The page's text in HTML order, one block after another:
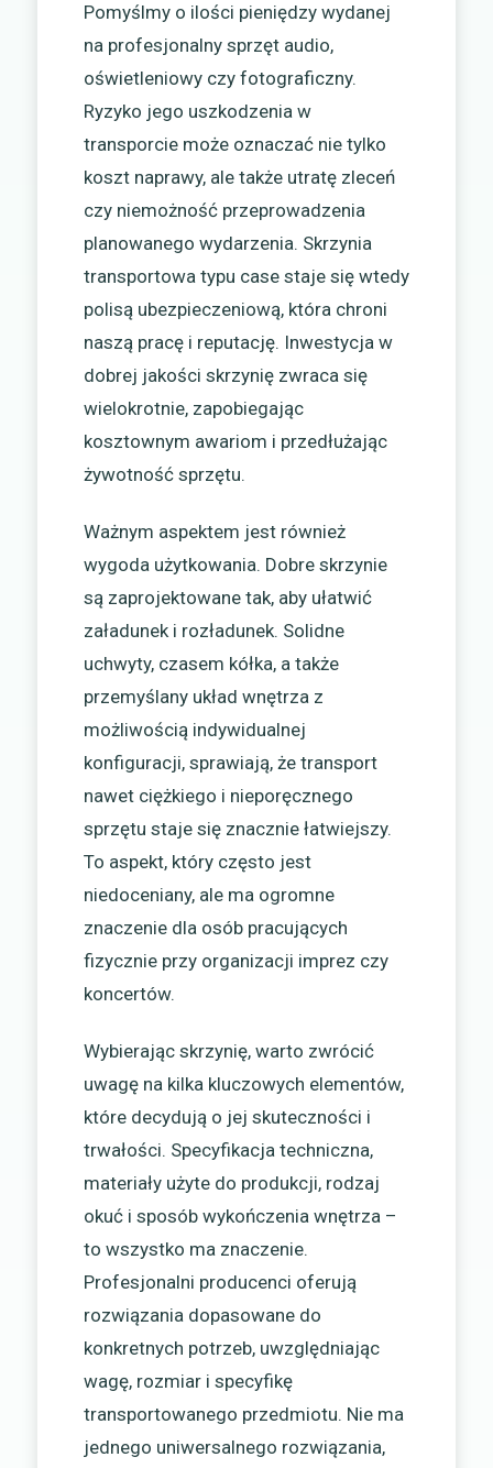
Pomyślmy o ilości pieniędzy wydanej
na profesjonalny sprzęt audio,
oświetleniowy czy fotograficzny.
Ryzyko jego uszkodzenia w
transporcie może oznaczać nie tylko
koszt naprawy, ale także utratę zleceń
czy niemożność przeprowadzenia
planowanego wydarzenia. Skrzynia
transportowa typu case staje się wtedy
polisą ubezpieczeniową, która chroni
naszą pracę i reputację. Inwestycja w
dobrej jakości skrzynię zwraca się
wielokrotnie, zapobiegając
kosztownym awariom i przedłużając
żywotność sprzętu.
Ważnym aspektem jest również
wygoda użytkowania. Dobre skrzynie
są zaprojektowane tak, aby ułatwić
załadunek i rozładunek. Solidne
uchwyty, czasem kółka, a także
przemyślany układ wnętrza z
możliwością indywidualnej
konfiguracji, sprawiają, że transport
nawet ciężkiego i nieporęcznego
sprzętu staje się znacznie łatwiejszy.
To aspekt, który często jest
niedoceniany, ale ma ogromne
znaczenie dla osób pracujących
fizycznie przy organizacji imprez czy
koncertów.
Wybierając skrzynię, warto zwrócić
uwagę na kilka kluczowych elementów,
które decydują o jej skuteczności i
trwałości. Specyfikacja techniczna,
materiały użyte do produkcji, rodzaj
okuć i sposób wykończenia wnętrza –
to wszystko ma znaczenie.
Profesjonalni producenci oferują
rozwiązania dopasowane do
konkretnych potrzeb, uwzględniając
wagę, rozmiar i specyfikę
transportowanego przedmiotu. Nie ma
jednego uniwersalnego rozwiązania,